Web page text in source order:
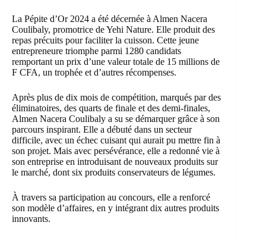
La Pépite d’Or 2024 a été décernée à Almen Nacera
Coulibaly, promotrice deYehi Nature. Elle produit des
repas précuits pour faciliter la cuisson. Cette jeune
entrepreneure triomphe parmi 1280 candidats
remportant un prix d’une valeur totale de 15 millions de
F CFA, un trophée et d’autres récompenses.
Après plus de dix mois de compétition, marqués par des
éliminatoires, des quarts de finale et des demi-finales,
Almen Nacera Coulibaly a su se démarquer grâce à son
parcours inspirant. Elle a débuté dans un secteur
difficile, avec un échec cuisant qui aurait pu mettre fin à
son projet. Mais avec persévérance, elle a redonné vie à
son entreprise en introduisant de nouveaux produits sur
le marché, dont six produits conservateurs de légumes.
À travers sa participation au concours, elle a renforcé
son modèle d’affaires, en y intégrant dix autres produits
innovants.